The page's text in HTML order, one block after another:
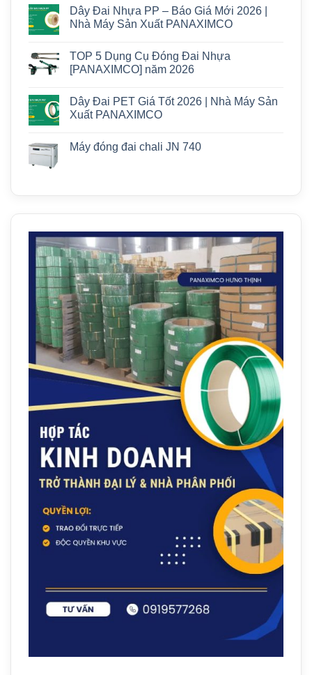
Dây Đai Nhựa PP – Báo Giá Mới 2026 |
Nhà Máy Sản Xuất PANAXIMCO
TOP 5 Dụng Cụ Đóng Đai Nhựa
[PANAXIMCO] năm 2026
Dây Đai PET Giá Tốt 2026 | Nhà Máy Sản
Xuất PANAXIMCO
Máy đóng đai chali JN 740